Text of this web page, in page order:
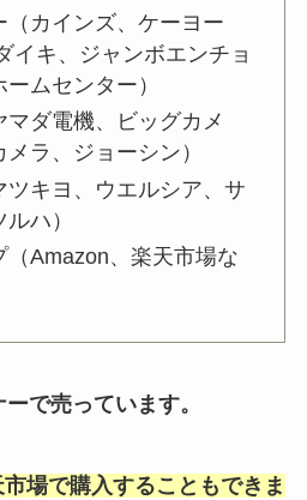
ターバトラーの取り扱い店舗ま
め！オンラインでも買える？名
屋・大阪など販売店舗一覧
乾燥さん保湿力スキンケア下地は
どこで売ってる？ドンキやココカ
ファインで買える？
できる販売店はある？
の香水の取扱店舗を徹底リサ
（カインズ、ケーヨー
イキ、ジャンボエンチョ
ムセンター）
マダ電機、ビッグカメ
ラ、ジョーシン）
ツキヨ、ウエルシア、サ
ハ）
（Amazon、楽天市場な
で売っています。
場で購入することもできま